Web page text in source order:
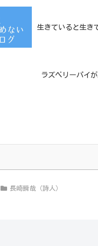
生きていると生き
ラズベリーパイ
長崎瞬哉（詩人）